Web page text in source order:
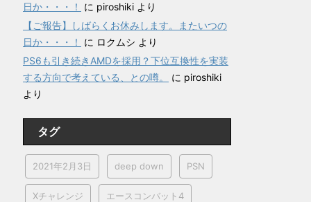
日か・・・！
に piroshiki より
【ご報告】しばらくお休みします。またいつの
日か・・・！
に ロクムシ より
PS6も引き続きAMDを採用？下位互換性を実装
する方向で考えている、との噂。
に piroshiki
より
タグ
2021年2月3日 deep down PSN
Xチャレンジ エースコンバット4